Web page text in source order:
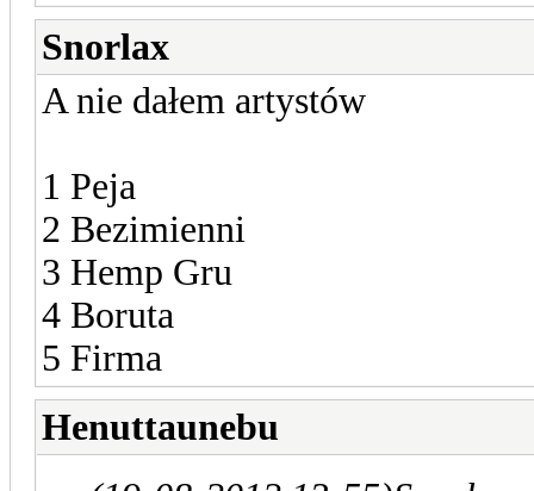
Snorlax
A nie dałem artystów
1 Peja
2 Bezimienni
3 Hemp Gru
4 Boruta
5 Firma
Henuttaunebu